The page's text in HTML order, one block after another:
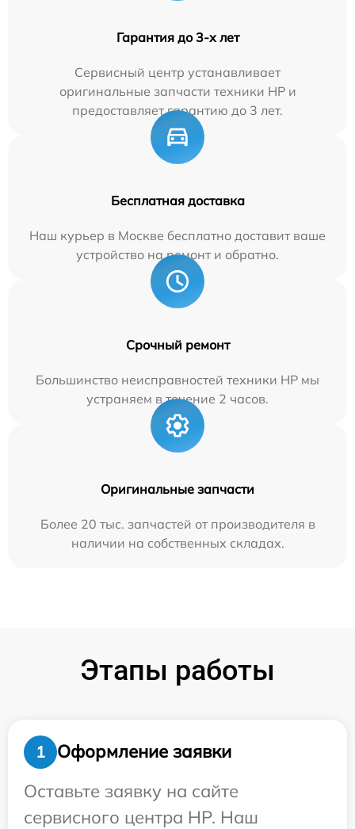
Гарантия до 3-х лет
Сервисный центр устанавливает
оригинальные запчасти техники HP и
предоставляет гарантию до 3 лет.
Бесплатная доставка
Наш курьер в Москве бесплатно доставит ваше
устройство на ремонт и обратно.
Срочный ремонт
Большинство неисправностей техники HP мы
устраняем в течение 2 часов.
Оригинальные запчасти
Более 20 тыс. запчастей от производителя в
наличии на собственных складах.
Этапы работы
1
Оформление заявки
Оставьте заявку на сайте
сервисного центра HP. Наш